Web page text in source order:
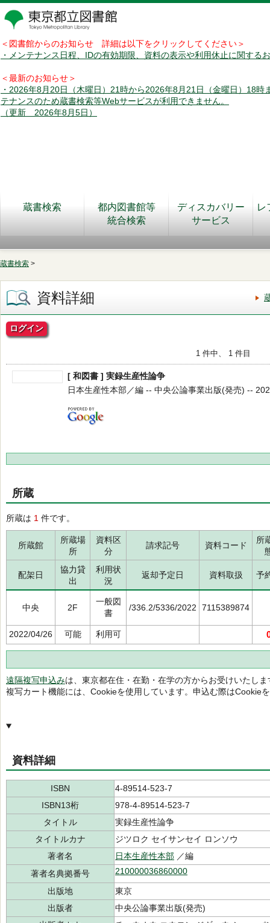
＜図書館からのお知らせ 詳細は以下をクリックしてください＞
・メンテナンス日程、IDの有効期限、資料の表示や利用休止に関する
＜最新のお知らせ＞
・2026年8月20日（木曜日）21時から2026年8月21日（金曜日）18時
テナンスのため蔵書検索等Webサービスが利用できません。
（更新 2026年8月5日）
蔵書検索
都内図書館等
統合検索
ディスカバリー
サービス
レ
蔵書検索 >
資料詳細
ログイン
1 件中、 1 件目
[ 和図書 ] 実録生産性論争
日本生産性本部／編 -- 中央公論事業出版(発売) --
所蔵
所蔵は 1 件です。
所蔵館
所蔵場
所
資料区
分
請求記号 資料コード
所
配架日
協力貸
出
利用状
況
返却予定日 資料取扱 予
中央 2F
一般図
書
/336.2/5336/2022 7115389874
2022/04/26 可能 利用可
遠隔複写申込みは、東京都在住・在勤・在学の方からお受けいたしま
複写カート機能には、Cookieを使用しています。申込む際はCookie
資料詳細
ISBN
4-89514-523-7
ISBN13桁
978-4-89514-523-7
タイトル
実録生産性論争
タイトルカナ
ジツロク セイサンセイ ロンソウ
著者名
日本生産性本部 ／編
著者名典拠番号
210000036860000
出版地
東京
出版者
中央公論事業出版(発売)